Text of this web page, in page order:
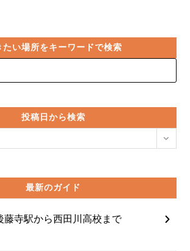
たい場所をキーワードで検索
投稿日から検索
最新のガイド
寺駅から西田川高校まで